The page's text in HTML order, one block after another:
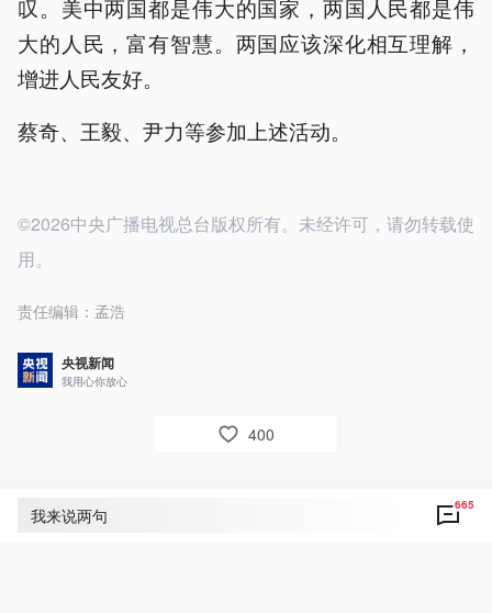
叹。美中两国都是伟大的国家，两国人民都是伟
大的人民，富有智慧。两国应该深化相互理解，
增进人民友好。
蔡奇、王毅、尹力等参加上述活动。
©2026中央广播电视总台版权所有。未经许可，请勿转载使
用。
责任编辑： 孟浩
央视新闻
我用心你放心
400
评论665
我来说两句 665